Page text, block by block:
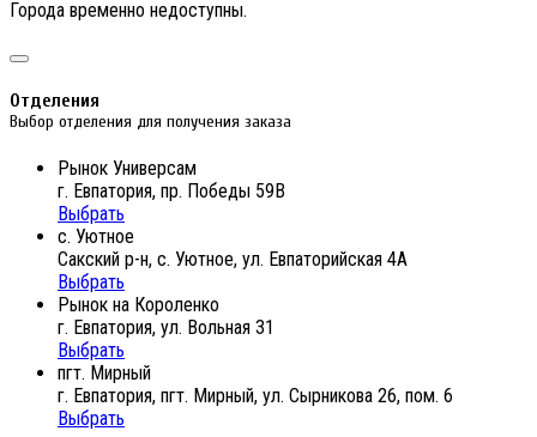
Города временно недоступны.
Отделения
Выбор отделения для получения заказа
Рынок Универсам
г. Евпатория, пр. Победы 59В
Выбрать
с. Уютное
Сакский р-н, с. Уютное, ул. Евпаторийская 4А
Выбрать
Рынок на Короленко
г. Евпатория, ул. Вольная 31
Выбрать
пгт. Мирный
г. Евпатория, пгт. Мирный, ул. Сырникова 26, пом. 6
Выбрать